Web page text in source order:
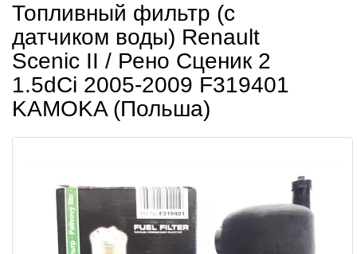
Топливный фильтр (с
датчиком воды) Renault
Scenic II / Рено Сценик 2
1.5dCi 2005-2009 F319401
KAMOKA (Польша)